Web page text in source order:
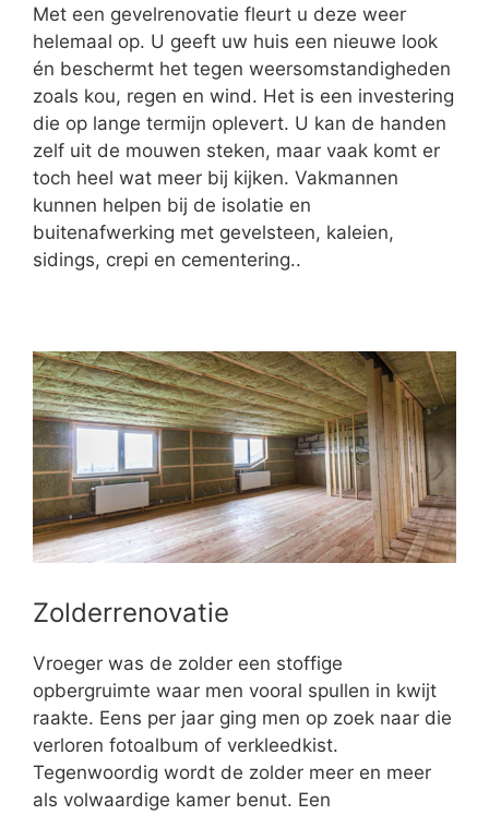
Met een gevelrenovatie fleurt u deze weer
helemaal op. U geeft uw huis een nieuwe look
én beschermt het tegen weersomstandigheden
zoals kou, regen en wind. Het is een investering
die op lange termijn oplevert. U kan de handen
zelf uit de mouwen steken, maar vaak komt er
toch heel wat meer bij kijken. Vakmannen
kunnen helpen bij de isolatie en
buitenafwerking met gevelsteen, kaleien,
sidings, crepi en cementering..
Zolderrenovatie
Vroeger was de zolder een stoffige
opbergruimte waar men vooral spullen in kwijt
raakte. Eens per jaar ging men op zoek naar die
verloren fotoalbum of verkleedkist.
Tegenwoordig wordt de zolder meer en meer
als volwaardige kamer benut. Een